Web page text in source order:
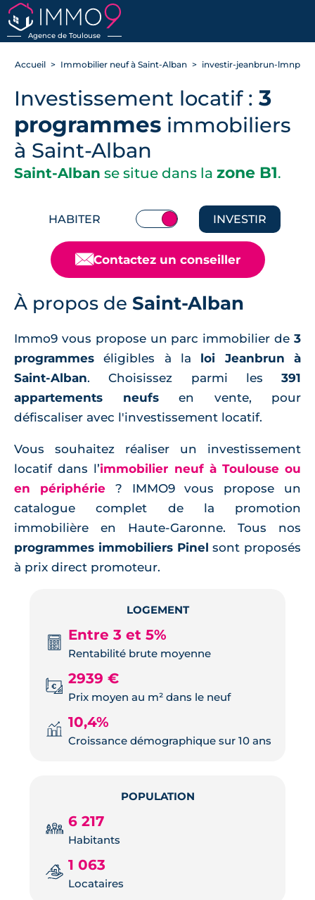
Agence de Toulouse
RETOUR
Accueil Immobilier neuf à Saint-Alban investir-jeanbrun-lmnp
Investissement locatif : 3
programmes immobiliers
à Saint-Alban
Saint-Alban se situe dans la zone B1.
HABITER INVESTIR
📧Contactez un conseiller
À propos de Saint-Alban
Immo9 vous propose un parc immobilier de 3
programmes éligibles à la loi Jeanbrun à
Saint-Alban. Choisissez parmi les 391
appartements neufsen vente, pour
défiscaliser avec l'investissement locatif.
Vous souhaitez réaliser un investissement
locatif dans l’immobilier neuf à Toulouse ou
en périphérie? IMMO9 vous propose un
catalogue complet de la promotion
immobilière en Haute-Garonne. Tous nos
programmes immobiliers Pinel sont proposés
à prix direct promoteur.
LOGEMENT
Entre 3 et 5%
Rentabilité brute moyenne
2939 €
Prix moyen au m² dans le neuf
10,4%
Croissance démographique sur 10 ans
POPULATION
6 217
Habitants
1 063
Locataires